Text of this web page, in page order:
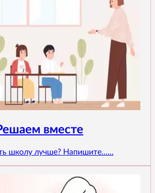
вместе
школу лучше? Напишите......